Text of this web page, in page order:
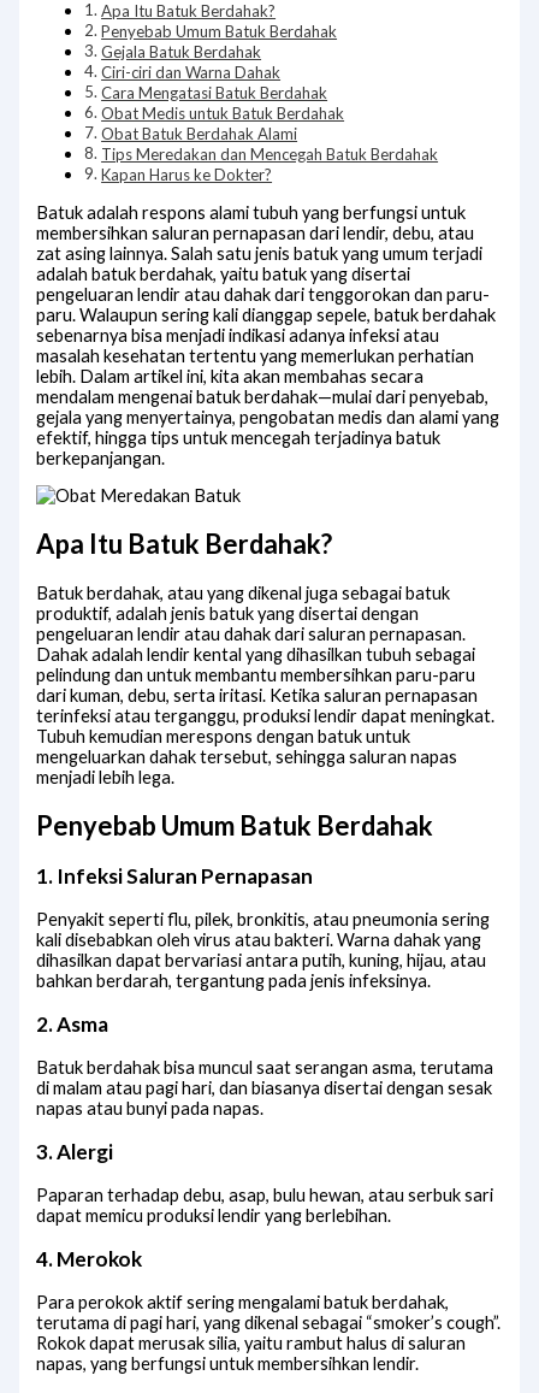
Apa Itu Batuk Berdahak?
Penyebab Umum Batuk Berdahak
Gejala Batuk Berdahak
Ciri-ciri dan Warna Dahak
Cara Mengatasi Batuk Berdahak
Obat Medis untuk Batuk Berdahak
Obat Batuk Berdahak Alami
Tips Meredakan dan Mencegah Batuk Berdahak
Kapan Harus ke Dokter?
Batuk adalah respons alami tubuh yang berfungsi untuk
membersihkan saluran pernapasan dari lendir, debu, atau
zat asing lainnya. Salah satu jenis batuk yang umum terjadi
adalah batuk berdahak, yaitu batuk yang disertai
pengeluaran lendir atau dahak dari tenggorokan dan paru-
paru. Walaupun sering kali dianggap sepele, batuk berdahak
sebenarnya bisa menjadi indikasi adanya infeksi atau
masalah kesehatan tertentu yang memerlukan perhatian
lebih. Dalam artikel ini, kita akan membahas secara
mendalam mengenai batuk berdahak—mulai dari penyebab,
gejala yang menyertainya, pengobatan medis dan alami yang
efektif, hingga tips untuk mencegah terjadinya batuk
berkepanjangan.
Apa Itu Batuk Berdahak?
Batuk berdahak, atau yang dikenal juga sebagai batuk
produktif, adalah jenis batuk yang disertai dengan
pengeluaran lendir atau dahak dari saluran pernapasan.
Dahak adalah lendir kental yang dihasilkan tubuh sebagai
pelindung dan untuk membantu membersihkan paru-paru
dari kuman, debu, serta iritasi. Ketika saluran pernapasan
terinfeksi atau terganggu, produksi lendir dapat meningkat.
Tubuh kemudian merespons dengan batuk untuk
mengeluarkan dahak tersebut, sehingga saluran napas
menjadi lebih lega.
Penyebab Umum Batuk Berdahak
1. Infeksi Saluran Pernapasan
Penyakit seperti flu, pilek, bronkitis, atau pneumonia sering
kali disebabkan oleh virus atau bakteri. Warna dahak yang
dihasilkan dapat bervariasi antara putih, kuning, hijau, atau
bahkan berdarah, tergantung pada jenis infeksinya.
2. Asma
Batuk berdahak bisa muncul saat serangan asma, terutama
di malam atau pagi hari, dan biasanya disertai dengan sesak
napas atau bunyi pada napas.
3. Alergi
Paparan terhadap debu, asap, bulu hewan, atau serbuk sari
dapat memicu produksi lendir yang berlebihan.
4. Merokok
Para perokok aktif sering mengalami batuk berdahak,
terutama di pagi hari, yang dikenal sebagai “smoker’s cough”.
Rokok dapat merusak silia, yaitu rambut halus di saluran
napas, yang berfungsi untuk membersihkan lendir.